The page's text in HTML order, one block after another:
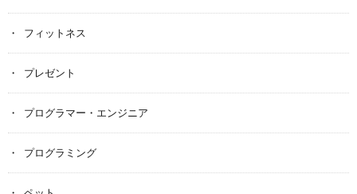
フィットネス
プレゼント
プログラマー・エンジニア
プログラミング